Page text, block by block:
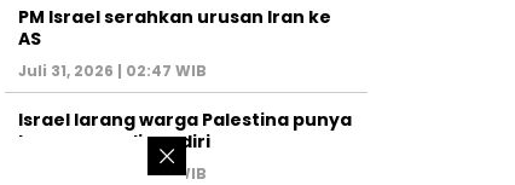
PM Israel serahkan urusan Iran ke
AS
Juli 31, 2026 | 02:47 WIB
Israel larang warga Palestina punya
kamar mandi sendiri
Juli 22, 2026 | 14:50 WIB